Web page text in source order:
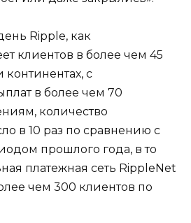
Ripple, как
клиентов в более чем 45
континентах, с
в более чем 70
количество
в 10 раз по сравнению с
прошлого года, в то
платежная сеть RippleNet
чем 300 клиентов по